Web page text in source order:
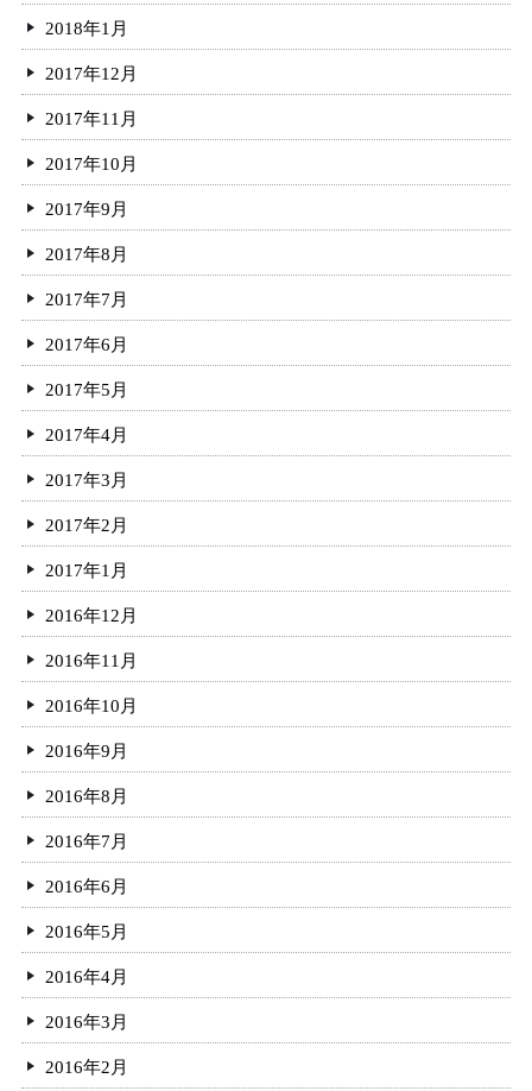
2018年1月
2017年12月
2017年11月
2017年10月
2017年9月
2017年8月
2017年7月
2017年6月
2017年5月
2017年4月
2017年3月
2017年2月
2017年1月
2016年12月
2016年11月
2016年10月
2016年9月
2016年8月
2016年7月
2016年6月
2016年5月
2016年4月
2016年3月
2016年2月